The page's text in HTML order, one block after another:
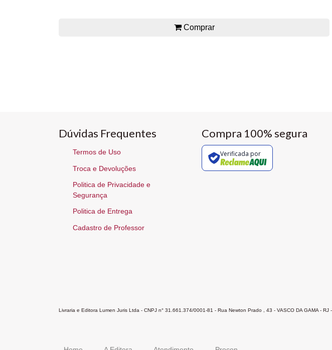
Comprar
Dúvidas Frequentes
Termos de Uso
Troca e Devoluções
Politica de Privacidade e
Segurança
Politica de Entrega
Cadastro de Professor
Compra 100% segura
Verificada por
Livraria e Editora Lumen Juris Ltda - CNPJ n° 31.661.374/0001-81 - Rua Newton Prado , 43 - VASCO DA GAMA - RJ